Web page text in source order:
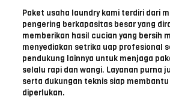
Paket usaha laundry kami terdiri dari
pengering berkapasitas besar yang
memberikan hasil cucian yang bersih
menyediakan setrika uap profesional
pendukung lainnya untuk menjaga
selalu rapi dan wangi. Layanan purna
serta dukungan teknis siap membantu
diperlukan.